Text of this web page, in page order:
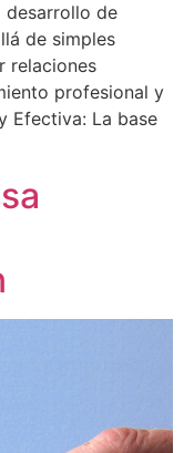
desarrollo de
de simples
relaciones
profesional y
Efectiva: La base